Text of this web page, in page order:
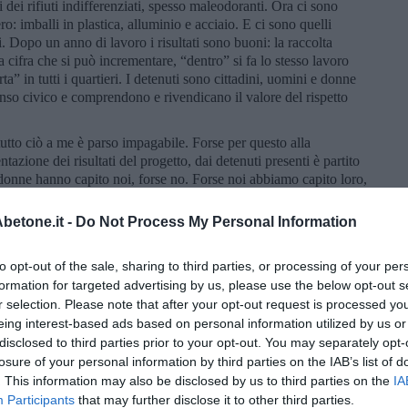
- Do Not Process My Personal Information
opt-out of the sale, sharing to third parties, or processing of your
for targeted advertising by us, please use the below opt-out
selection. Please note that after your opt-out request is processed
interest-based ads based on personal information utilized by us
to third parties prior to your opt-out. You may separately
of your personal information by third parties on the IAB’s list of
This information may also be disclosed by us to third parties on the
Participants that may further disclose it to other third parties.
rifiuti indifferenziati, spesso maleodoranti. Ora ci sono
imballi in plastica, alluminio e acciaio. E ci sono quelli
Dopo un anno di lavoro i risultati sono buoni: la raccolta
che si può incrementare, “dentro” si fa lo stesso lavoro
in tutti i quartieri. I detenuti sono cittadini, uomini e donne
civico e comprendono e rivendicano il valore del rispetto
ciò a me è parso impagabile. Forse per questo alla
dei risultati del progetto, dai detenuti presenti è partito
hanno capito noi, forse no. Forse noi abbiamo capito loro,
alla rete del campo di calcetto. Mi ricordo quando i
circondato dalle mura e dalla recinzione. Accompagnai un
giocai anch’io. Il fondo, di erba sintetica, era ruvido e
in scivolone, alla disperata. Ma c’era gente parecchio
non prevalsi. Il loro libero, nonostante proprio libero
Mestiere? Però facemmo un bel goal su azione insistita da
sul portiere in uscita. Segnò il Sindaco di Pisa. Esultò, ci
quando si gioca si torna ragazzi senza meriti o colpe, senza
Adriano Sofri, l’intellettuale recluso. Non so se la sua
gli dette di sicuro no. Pareggiammo. E fu bene così.